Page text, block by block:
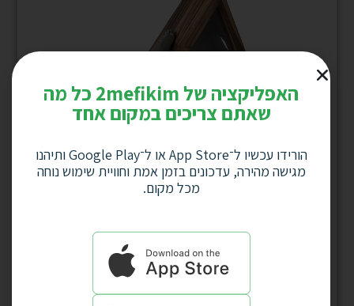
מארז משולש לפקקים + פותחן בקבוקים דגם
האפליקציה של 2mefikim כל מה
שאתם צריכים במקום אחד
הורידו עכשיו ל־App Store או ל־Google Play ותיהנו
מגישה מהירה, עדכונים בזמן אמת וחוויית שימוש נוחה
מכל מקום.